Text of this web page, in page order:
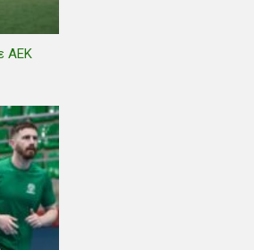
ΑΕΚ